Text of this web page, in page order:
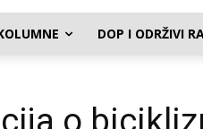
DOP I ODRŽIVI
o